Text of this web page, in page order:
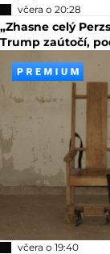
včera o 20:28
„Zhasne celý
Trump zaútočí,
včera o 19:40